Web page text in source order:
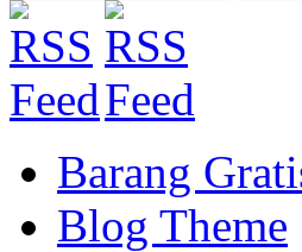
Barang
Blog Theme